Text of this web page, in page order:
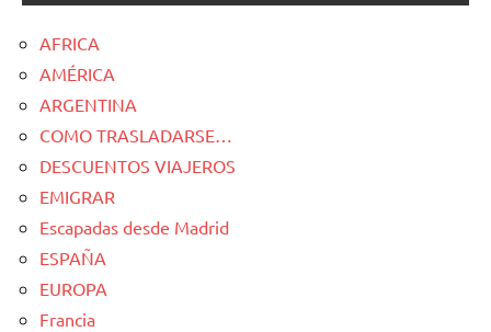
AFRICA
AMÉRICA
ARGENTINA
COMO TRASLADARSE…
DESCUENTOS VIAJEROS
EMIGRAR
Escapadas desde Madrid
ESPAÑA
EUROPA
Francia